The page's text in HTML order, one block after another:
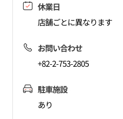
休業日
店舗ごとに異なります
お問い合わせ
+82-2-753-2805
駐車施設
あり